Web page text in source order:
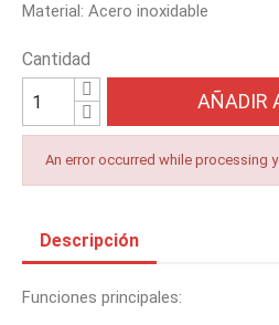
Material: Acero inoxidable
Cantidad
AÑADIR
An error occurred while processing
Descripción
Funciones principales: